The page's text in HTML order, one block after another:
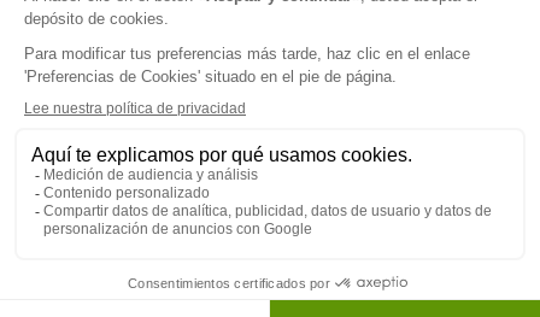
Síguenos en
cookies
© 2026 Abuelos Plus - Derechos reservados.